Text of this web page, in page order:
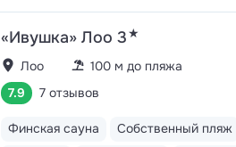
«Ивушка» Лоо 3★
Лоо
100 м до пляжа
7.9
7 отзывов
Финская сауна Собственный пляж